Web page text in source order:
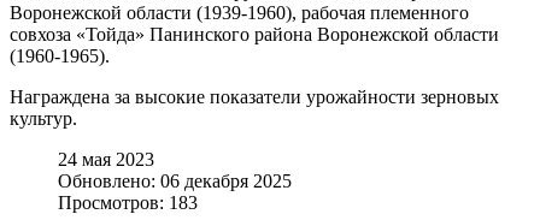
Воронежской области (1939-1960), рабочая племенного
совхоза «Тойда» Панинского района Воронежской области
(1960-1965).
Награждена за высокие показатели урожайности зерновых
культур.
24 мая 2023
Обновлено: 06 декабря 2025
Просмотров: 183